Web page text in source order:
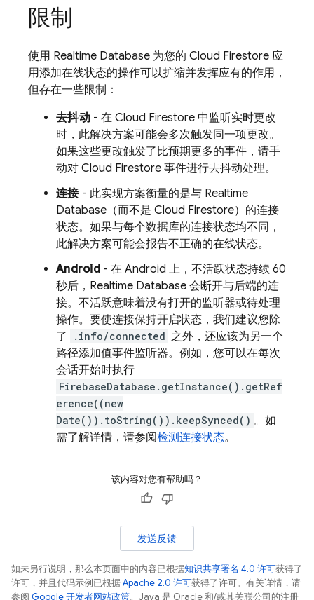
限制
使用 Realtime Database 为您的 Cloud Firestore 应
用添加在线状态的操作可以扩缩并发挥应有的作用，
但存在一些限制：
去抖动- 在 Cloud Firestore中监听实时更改
时，此解决方案可能会多次触发同一项更改。
如果这些更改触发了比预期更多的事件，请手
动对 Cloud Firestore 事件进行去抖动处理。
连接- 此实现方案衡量的是与 Realtime
Database（而不是 Cloud Firestore）的连接
状态。如果与每个数据库的连接状态均不同，
此解决方案可能会报告不正确的在线状态。
Android- 在 Android 上，不活跃状态持续 60
秒后，Realtime Database 会断开与后端的连
接。不活跃意味着没有打开的监听器或待处理
操作。要使连接保持开启状态，我们建议您除
了
.info/connected 之外，还应该为另一个
路径添加值事件监听器。例如，您可以在每次
会话开始时执行
FirebaseDatabase.getInstance().getRef
erence((new
Date()).toString()).keepSynced() 。如
需了解详情，请参阅检测连接状态。
该内容对您有帮助吗？
发送反馈
如未另行说明，那么本页面中的内容已根据知识共享署名 4.0 许可获得了
许可，并且代码示例已根据Apache 2.0 许可获得了许可。有关详情，请
参阅 Google 开发者网站政策。Java 是 Oracle 和/或其关联公司的注册